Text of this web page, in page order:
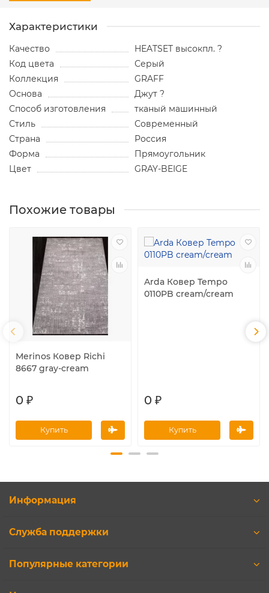
Характеристики
Качество
HEATSET высокпл. ?
Код цвета
Серый
Коллекция
GRAFF
Основа
Джут ?
Способ изготовления
тканый машинный
Стиль
Современный
Страна
Россия
Форма
Прямоугольник
Цвет
GRAY-BEIGE
Похожие товары
Merinos Ковер Richi
8667 gray-cream
0 ₽
Купить
Arda Ковер Tempo
0110PB cream/cream
0 ₽
Купить
Информация
Служба поддержки
Популярные категории